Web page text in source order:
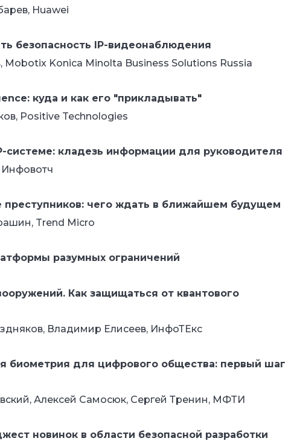
Huawei
безопасность IP-видеонаблюдения
Konica Minolta Business Solutions Russia
куда и как его "прикладывать"
Positive Technologies
системе: кладезь информации для руководителя
Инфовотч
преступников: чего ждать в ближайшем будущем
Trend Micro
разумных ограничений
Как защищаться от квантового
Владимир Елисеев, ИнфоТЕкс
биометрия для цифрового общества: первый шаг
Алексей Самосюк, Сергей Тренин, МФТИ
новинок в области безопасной разработки